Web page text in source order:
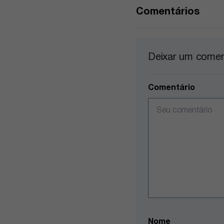
Comentários
Deixar um
Comentário
Nome